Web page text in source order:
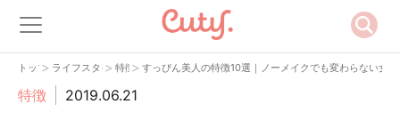
トップ
> ライフスタイル
> 特徴> すっぴん美人の特徴10選｜ノーメイクでも変わらない女
特徴 2019.06.21